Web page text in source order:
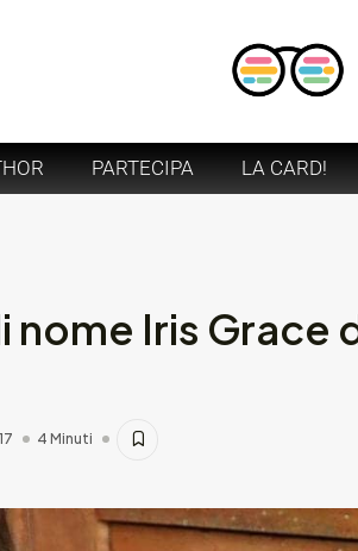
PARTECIPA LA CARD!
nome Iris Grace
4 Minuti